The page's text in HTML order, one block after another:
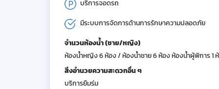
บริการจอดรถ
มีระบบการจัดการด้านการรักษาความปลอดภัย
จำนวนห้องน้ำ (ชาย/หญิง)
ห้องน้ำหญิง 6 ห้อง / ห้องน้ำชาย 6 ห้อง ห้องน้ำผู้พิการ 1
สิ่งอำนวยความสะดวกอื่น ๆ
บริการยืมร่ม